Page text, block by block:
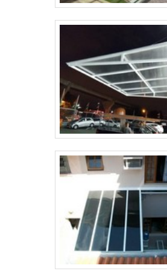
necessidades dos clientes, a
mais diversos modelos de
consegue atender com eficiência
escolas, estacionamentos,
outros ambientes. Solicite um
informações!.